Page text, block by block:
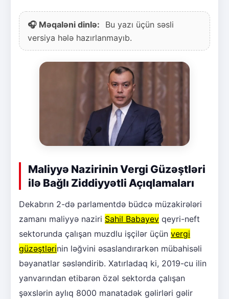
🎧 Məqaləni dinlə:
Bu yazı üçün səsli
versiya hələ hazırlanmayıb.
Maliyyə Nazirinin Vergi Güzəştləri
ilə Bağlı Ziddiyyətli Açıqlamaları
Dekabrın 2-də parlamentdə büdcə müzakirələri
zamanı maliyyə naziri Sahil Babayev qeyri-neft
sektorunda çalışan muzdlu işçilər üçün vergi
güzəştlərinin ləğvini əsaslandırarkən mübahisəli
bəyanatlar səsləndirib. Xatırladaq ki, 2019-cu ilin
yanvarından etibarən özəl sektorda çalışan
şəxslərin aylıq 8000 manatadək gəlirləri gəlir